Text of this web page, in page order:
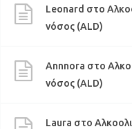
Leonard στο
νόσος (ALD)
Annnora στο
νόσος (ALD)
Laura στο